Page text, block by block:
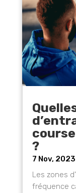
?
7 Nov, 2023
Les zones
fréquence